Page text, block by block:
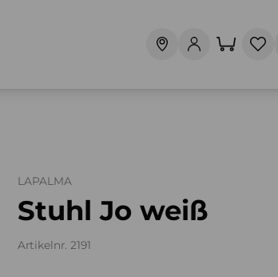
LAPALMA
Stuhl Jo weiß
Artikelnr. 2191